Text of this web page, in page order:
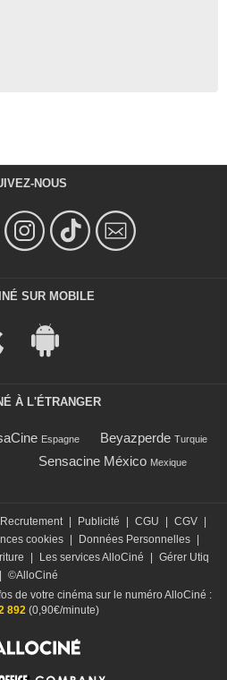
NOUS
SUR MOBILE
À L'ÉTRANGER
Espagne Beyazperde Turquie
Sensacine México Mexique
Recrutement Publicité CGU CGV
cookies Données Personnelles
Les services AlloCiné
Gérer Utiq
©AlloCiné
de votre cinéma sur le numéro AlloCiné :
892(0,90€/minute)